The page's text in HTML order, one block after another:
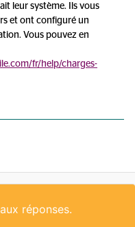
leur système. Ils vous
et ont configuré un
Vous pouvez en
fr/help/charges-
réponses.